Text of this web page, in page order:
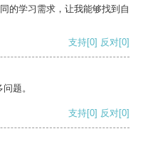
的学习需求，让我能够找到自
支持[0] 反对[0]
题。
支持[0] 反对[0]